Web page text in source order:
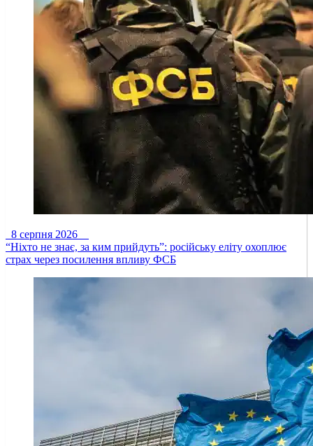
8 серпня 2026
“Ніхто не знає, за ким прийдуть”: російську еліту охоплює
страх через посилення впливу ФСБ